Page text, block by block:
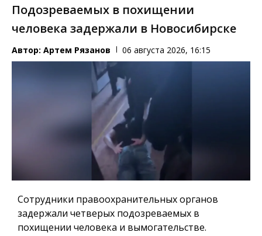
Подозреваемых в похищении
человека задержали в Новосибирске
Автор: Артем Рязанов 06 августа 2026, 16:15
Сотрудники правоохранительных органов
задержали четверых подозреваемых в
похищении человека и вымогательстве.